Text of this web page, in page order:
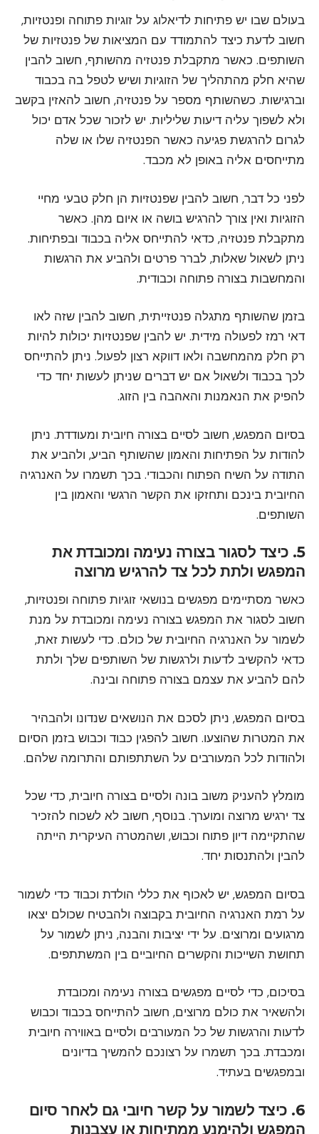
בעולם שבו יש פתיחות לדיאלוג על זוגיות פתוחה ופנטזיות,
חשוב לדעת כיצד להתמודד עם המציאות של פנטזיות של
השותפים. כאשר מתקבלת פנטזיה מהשותף, חשוב להבין
שהיא חלק מהתהליך של הזוגיות ושיש לטפל בה בכבוד
וברגישות. כשהשותף מספר על פנטזיה, חשוב להאזין בקשב
ולא לשפוך עליה דיעות שליליות. יש לזכור שכל אדם יכול
לגרום להרגשת פגיעה כאשר הפנטזיה שלו או שלה
מתייחסים אליה באופן לא מכבד.
לפני כל דבר, חשוב להבין שפנטזיות הן חלק טבעי מחיי
הזוגיות ואין צורך להרגיש בושה או איום מהן. כאשר
מתקבלת פנטזיה, כדאי להתייחס אליה בכבוד ובפתיחות.
ניתן לשאול שאלות, לברר פרטים ולהביע את הרגשות
והמחשבות בצורה פתוחה וכבודית.
בזמן שהשותף מתגלה פנטזייתית, חשוב להבין שזה לאו
דאי רמז לפעולה מידית. יש להבין שפנטזיות יכולות להיות
רק חלק מהמחשבה ולאו דווקא רצון לפעול. ניתן להתייחס
לכך בכבוד ולשאול אם יש דברים שניתן לעשות יחד כדי
להפיק את הנאמנות והאהבה בין הזוג.
בסיום המפגש, חשוב לסיים בצורה חיובית ומעודדת. ניתן
להודות על הפתיחות והאמון שהשותף הביע, ולהביע את
התודה על השיח הפתוח והכבודי. בכך תשמרו על האנרגיה
החיובית בינכם ותחזקו את הקשר הרגשי והאמון בין
השותפים.
5. כיצד לסגור בצורה נעימה ומכובדת את
המפגש ולתת לכל צד להרגיש מרוצה
כאשר מסתיימים מפגשים בנושאי זוגיות פתוחה ופנטזיות,
חשוב לסגור את המפגש בצורה נעימה ומכובדת על מנת
לשמור על האנרגיה החיובית של כולם. כדי לעשות זאת,
כדאי להקשיב לדעות ולרגשות של השותפים שלך ולתת
להם להביע את עצמם בצורה פתוחה ובינה.
בסיום המפגש, ניתן לסכם את הנושאים שנדונו ולהבהיר
את המטרות שהוצעו. חשוב להפגין כבוד וכבוש בזמן הסיום
ולהודות לכל המעורבים על השתתפותם והתרומה שלהם.
מומלץ להעניק משוב בונה ולסיים בצורה חיובית, כדי שכל
צד ירגיש מרוצה ומוערך. בנוסף, חשוב לא לשכוח להזכיר
שהתקיימה דיון פתוח וכבוש, ושהמטרה העיקרית הייתה
להבין ולהתנסות יחד.
בסיום המפגש, יש לאכוף את כללי הולדת וכבוד כדי לשמור
על רמת האנרגיה החיובית בקבוצה ולהבטיח שכולם יצאו
מרגועים ומרוצים. על ידי יציבות והבנה, ניתן לשמור על
תחושת השייכות והקשרים החיוביים בין המשתתפים.
בסיכום, כדי לסיים מפגשים בצורה נעימה ומכובדת
ולהשאיר את כולם מרוצים, חשוב להתייחס בכבוד וכבוש
לדעות והרגשות של כל המעורבים ולסיים באווירה חיובית
ומכבדת. בכך תשמרו על רצונכם להמשיך בדיונים
ובמפגשים בעתיד.
6. כיצד לשמור על קשר חיובי גם לאחר סיום
המפגש ולהימנע ממתיחות או עצבנות